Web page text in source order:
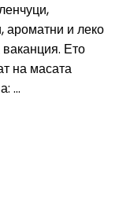
ароматни и леко
Ето
на масата
...